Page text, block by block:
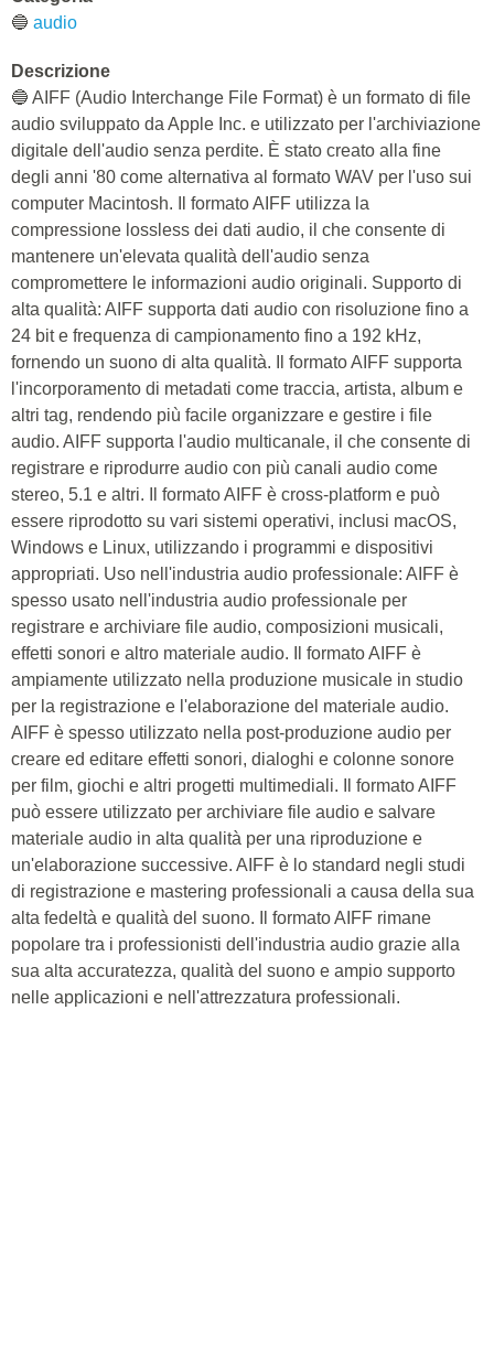
🔵 audio
Descrizione
🔵 AIFF (Audio Interchange File Format) è un formato di file
audio sviluppato da Apple Inc. e utilizzato per l'archiviazione
digitale dell'audio senza perdite. È stato creato alla fine
degli anni '80 come alternativa al formato WAV per l'uso sui
computer Macintosh. Il formato AIFF utilizza la
compressione lossless dei dati audio, il che consente di
mantenere un'elevata qualità dell'audio senza
compromettere le informazioni audio originali. Supporto di
alta qualità: AIFF supporta dati audio con risoluzione fino a
24 bit e frequenza di campionamento fino a 192 kHz,
fornendo un suono di alta qualità. Il formato AIFF supporta
l'incorporamento di metadati come traccia, artista, album e
altri tag, rendendo più facile organizzare e gestire i file
audio. AIFF supporta l'audio multicanale, il che consente di
registrare e riprodurre audio con più canali audio come
stereo, 5.1 e altri. Il formato AIFF è cross-platform e può
essere riprodotto su vari sistemi operativi, inclusi macOS,
Windows e Linux, utilizzando i programmi e dispositivi
appropriati. Uso nell'industria audio professionale: AIFF è
spesso usato nell'industria audio professionale per
registrare e archiviare file audio, composizioni musicali,
effetti sonori e altro materiale audio. Il formato AIFF è
ampiamente utilizzato nella produzione musicale in studio
per la registrazione e l'elaborazione del materiale audio.
AIFF è spesso utilizzato nella post-produzione audio per
creare ed editare effetti sonori, dialoghi e colonne sonore
per film, giochi e altri progetti multimediali. Il formato AIFF
può essere utilizzato per archiviare file audio e salvare
materiale audio in alta qualità per una riproduzione e
un'elaborazione successive. AIFF è lo standard negli studi
di registrazione e mastering professionali a causa della sua
alta fedeltà e qualità del suono. Il formato AIFF rimane
popolare tra i professionisti dell'industria audio grazie alla
sua alta accuratezza, qualità del suono e ampio supporto
nelle applicazioni e nell'attrezzatura professionali.